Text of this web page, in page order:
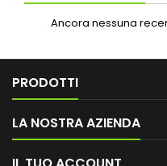
Ancora nessuna
PRODOTTI
LA NOSTRA AZIENDA